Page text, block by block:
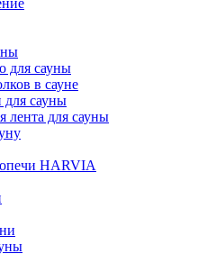
для сауны
в сауне
для сауны
лента для сауны
HARVIA